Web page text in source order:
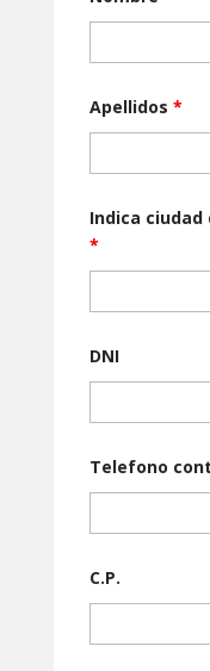
Apellidos *
Indica
*
DNI
Telefono
C.P.